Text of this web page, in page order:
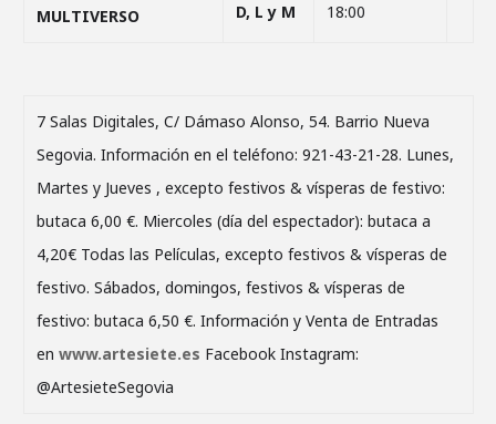
MULTIVERSO
D, L y M 18:00
7 Salas Digitales, C/ Dámaso Alonso, 54. Barrio Nueva
Segovia. Información en el teléfono: 921-43-21-28. Lunes,
Martes y Jueves , excepto festivos & vísperas de festivo:
butaca 6,00 €. Miercoles (día del espectador): butaca a
4,20€ Todas las Películas, excepto festivos & vísperas de
festivo. Sábados, domingos, festivos & vísperas de
festivo: butaca 6,50 €. Información y Venta de Entradas
enwww.artesiete.es Facebook Instagram:
@ArtesieteSegovia